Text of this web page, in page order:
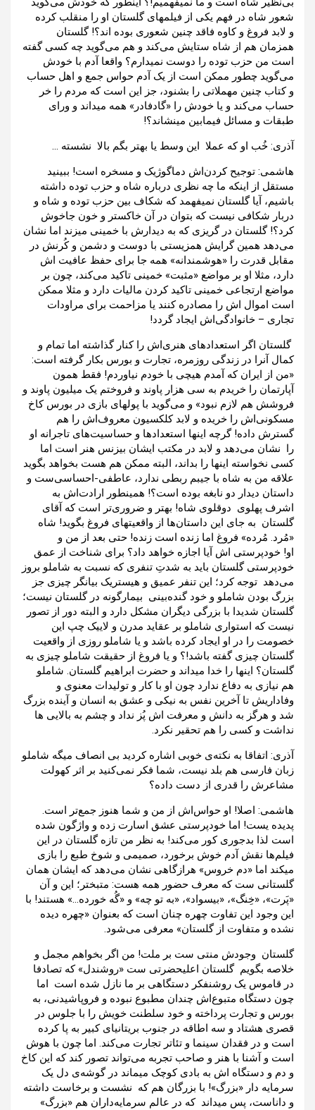
شعور شاه در فهم یکی از فیلمهای گلستان او را منقلب کرده
و لابد فروغ و کاوه فاقد چنین شعوری بوده اند؟! گلستان
همزمان هم از شاه ستایش می‌کند و هم می‌گوید چه کسی گفته
است من حزب توده را دوست نمیدارم؟ واقعا آدم با خودش
می‌گوید چطور ممکن است از یک آدم حواس جمع و اهل حساب
و کتاب چنین مهملاتی را بشنود، جز این است که مردم را خر
حساب می‌کند و یا خودش را «گادفادر» همه میداند و ورای
طبقات و مسائل فیمابین مینشاند؟!
آذری: خُب او که عملا این وسط یا بهتر بگم بالا نشسته …
هاشمی: توجیح کردن‌اش دماگوژیک و مسخره است! ببینید
مستقل از اینکه ما چه نظری درباره شاه و حزب توده داشته
باشیم، آیا گلستان نمیفهمد که شکاف بین حزب توده و شاه و
دربار شکافی نیست که بتوان در آن خاکستر و خون جاخوش
کرد؟! گلستان در گریزی که به دیدارش با خمینی میزند اما نشان
می‌دهد همین گرایش همزیستی با دوست و ‌دشمن و کُرنش در
مقابل قدرت را «هوشمندانه» همه جا برای حفظ عافیت اش
دارد، مثلا او بر مواضع «مثبت» خمینی تاکید می‌کند، چون بر
مواضع ارتجاعی خمینی تاکید کردن مالیات دارد و مثلا ممکن
است اموال اش را مصادره کنند یا مزاحمت برای مراودات
تجاری – خانوادگی‌اش ایجاد گردد!
گلستان اگر استعدادهای هنری‌اش را کنار گذاشته اما تمام ‌و
کمال آنرا در زندگی روزمره، تجارت و بورس بکار گرفته است:
«من از ایران که آمدم هیچی با خودم نیاوردم! فقط همون
آپارتمان را خریدم به سی هزار پاوند و فروختم یک میلیون پاوند و
فروشش هم لازم نبود» و می‌گوید با پولهای بازی در بورس کاخ
مسکونی‌اش را خریده و لابد کلکسیون معروف‌اش را هم
گسترش داده‌! گرچه اینها استعدادها و حساسیت‌های تاجرانه او
را نشان می‌دهد و لابد در مکتب ایشان بیزنس هنر است اما
کسی نخواسته اینها را بداند، البته ممکن هم هست بخواهد بگوید
علاقه من به شاه با جیبم ربطی ندارد، عاطفی-احساسی‌ست و
داستان دیدار دو نابغه بوده است؟! همینطور ارادت‌اش به
اشرف پهلوی دوقلوی شاه! بهتر و ضروری‌تر است که آقای
گلستان به جای این داستان‌ها از واقعیتهای فروغ بگوید! شاه
«مُرد. مُرده» فروغ اما زنده است زنده! حتی بعد از من و
او! خودپرستی اش آیا اجازه خواهد داد؟ برای شناخت از عمق
خودپرستی گلستان باید به شدتِ تنفری که نسبت به شاملو بروز
می‌دهد توجه کرد؛ این تنفر عمیق و هیستریک بیانگر چیزی جز
بزرگ بودن شاملو و خود گنده‌بینی بیمارگونه در گلستان نیست؛
گلستان شدیدا با بزرگی دیگران مشکل دارد و البته دور از تصور
نیست که استواری شاملو بر عقاید مدرن و لاییک چپ این
خصومت را در او ایجاد کرده باشد و یا شاملو روزی از واقعیت
گلستان چیزی گفته باشد!؟ و یا فروغ از حقیقت شاملو چیزی به
گلستان؟ اینها را خدا میداند و حضرت ابراهیم گلستان. شاملو
هم نیازی به دفاع ندارد چون او با کار و تولیدات معنوی و
وفاداریش تا آخرین نفس به نیکی و عشق به انسان و آینده بزرگ
شد و هرگز به دانش و معرفت اش پُز نداد و چشم به بالایی ها
نداشت و کسی را هم تحقیر نکرد.
آذری: اتفاقا به نکته‌ی خوبی اشاره کردید بی انصاف میگه شاملو
زبان فارسی هم بلد نیست، شما فکر نمی‌کنید بر اثر کهولت
مشاعرش را قدری از دست داده؟
هاشمی: اصلا! او حواس‌اش از من و شما هنوز جمع‌تر است.
پدیده یست! اما خودپرستی عشق اسارت زده و واژگون شده
است لذا بدجوری کور می‌کند! به نظر من تازه گلستان در این
فیلم‌ها نقش آدم خوش برخورد، صمیمی و شوخ طبع را بازی
میکند اما «دم خروس» هرازگاهی نشان می‌دهد که ایشان همان
گلستانی ست که معرف حضور همه هست: متبختر؛ این و آن
«پَرت»، «خِنگ»، «بیسواد»، «به تو چه» و «گُه خورده…» هستند! با
این وجود این تفاوت چهره چنان است که بعنوان «چهره دیده
نشده و متفاوت از گلستان» معرفی می‌شود.
گلستان وجودش منتی ست بر ملت! من اگر بخواهم مجمل و
خلاصه بگویم گلستان اعلیحضرتی ست «روشندل» که تصادفا
در قاموس یک روشنفکر دستگاهی بر ما نازل شده است اما
چون دستگاه متبوع‌اش چندان مطبوع نبوده و فروپاشیدنی، به
بورس و تجارت پرداخته و خود سلطنت خویش را با جلوس در
قصری هشتاد ‌و سه اطاقه در جنوب بریتانیای کبیر به پا کرده
است و در فقدان سینما و تئاتر تجارت می‌کند. اما چون با هوش
است و آشنا با هنر و صاحب تجربه می‌تواند تصور کند که این کاخ
و دم و دستگاه اش به بادی کوچک میماند در گوشه‌ی دل یک
سرمایه دار «بزرگ»! با بزرگان هم که نشست و برخاست داشته
و داناست، پس میداند که در عالم سرمایه‌داران هم «بزرگ»